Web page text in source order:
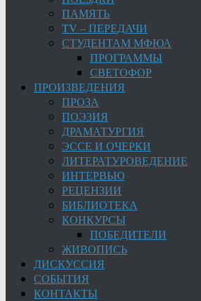
ПАМЯТЬ
TV – ПЕРЕДАЧИ
СТУДЕНТАМ МФЮА
ПРОГРАММЫ
СВЕТОФОР
ПРОИЗВЕДЕНИЯ
ПРОЗА
ПОЭЗИЯ
ДРАМАТУРГИЯ
ЭССЕ И ОЧЕРКИ
ЛИТЕРАТУРОВЕДЕНИЕ
ИНТЕРВЬЮ
РЕЦЕНЗИИ
БИБЛИОТЕКА
КОНКУРСЫ
ПОБЕДИТЕЛИ
ЖИВОПИСЬ
ДИСКУССИЯ
СОБЫТИЯ
КОНТАКТЫ